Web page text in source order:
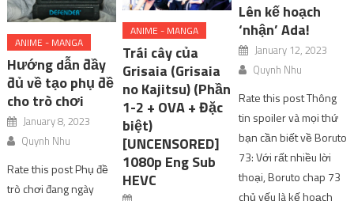
ANIME - MANGA
Hướng dẫn đầy
đủ về tạo phụ đề
cho trò chơi
January 8, 2023
Quynh Nhu
Rate this post Phụ đề
trò chơi đang ngày
ANIME - MANGA
Trái cây của
Grisaia (Grisaia
no Kajitsu) (Phần
1-2 + OVA + Đặc
biệt)
[UNCENSORED]
1080p Eng Sub
HEVC
Lên kế hoạch
‘nhận’ Ada!
January 12, 2023
Quynh Nhu
Rate this post Thông
tin spoiler và mọi thứ
bạn cần biết về Boruto
73: Với rất nhiều lời
thoại, Boruto chap 73
chủ yếu là kế hoạch